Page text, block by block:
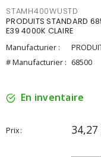
STAMH400WUSTD
PRODUITS STANDARD
E39 4000K CLAIRE
Manufacturier :
# Manufacturier : 68500
En inventaire
Prix 34,27